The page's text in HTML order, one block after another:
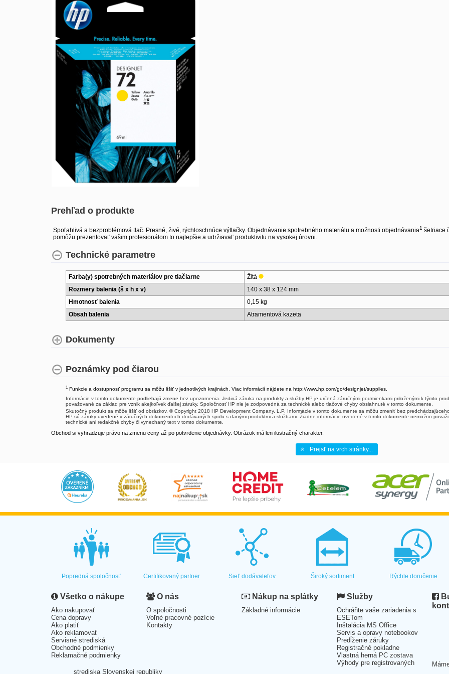
Prehľad o produkte
Spoľahlivá a bezproblémová tlač. Presné, živé, rýchloschnúce výtlačky. Objednávanie spotrebného materiálu a možnosti objednávania1 šetriace
pomôžu prezentovať vašim profesionálom to najlepšie a udržiavať produktivitu na vysokej úrovni.
Technické parametre
Farba(y) spotrebných materiálov pre tlačiarne
Žltá
Rozmery balenia (š x h x v)
140 x 38 x 124 mm
Hmotnosť balenia
0,15 kg
Obsah balenia
Atramentová kazeta
Dokumenty
Poznámky pod čiarou
1 Funkcie a dostupnosť programu sa môžu líšiť v jednotlivých krajinách. Viac informácií nájdete na http://www.hp.com/go/designjet/supplies.
Informácie v tomto dokumente podliehajú zmene bez upozornenia. Jediná záruka na produkty a služby HP je určená záručnými podmienkami priloženými k týmto
považované za základ pre vznik akejkoľvek ďalšej záruky. Spoločnosť HP nie je zodpovedná za technické alebo tlačové chyby obsiahnuté v tomto dokumente.
Skutočný produkt sa môže líšiť od obrázkov. © Copyright 2018 HP Development Company, L.P. Informácie v tomto dokumente sa môžu zmeniť bez
HP sú záruky uvedené v záručných dokumentoch dodávaných spolu s danými produktmi a službami. Žiadne informácie uvedené v tomto dokumente nemožno
technické ani redakčné chyby či vynechaný text v tomto dokumente.
Obchod si vyhradzuje právo na zmenu ceny až po potvrdenie objednávky. Obrázok má len ilustračný charakter.
Prejsť na vrch stránky...
Popredná spoločnosť Certifikovaný partner Sieť dodávateľov Široký sortiment Rýchle doručenie
Všetko o nákupe
Ako nakupovať
Cena dopravy
Ako platiť
Ako reklamovať
Servisné strediská
Obchodné podmienky
Reklamačné podmienky
O nás
O spoločnosti
Voľné pracovné pozície
Kontakty
Nákup na splátky
Základné informácie
Služby
Ochráňte vaše zariadenia s
ESETom
Inštalácia MS Office
Servis a opravy notebookov
Predĺženie záruky
Registračné pokladne
Vlastná herná PC zostava
Výhody pre registrovaných
strediska Slovenskej republiky